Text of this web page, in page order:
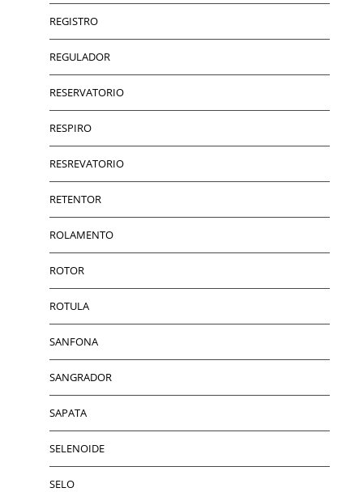
REGISTRO
REGULADOR
RESERVATORIO
RESPIRO
RESREVATORIO
RETENTOR
ROLAMENTO
ROTOR
ROTULA
SANFONA
SANGRADOR
SAPATA
SELENOIDE
SELO